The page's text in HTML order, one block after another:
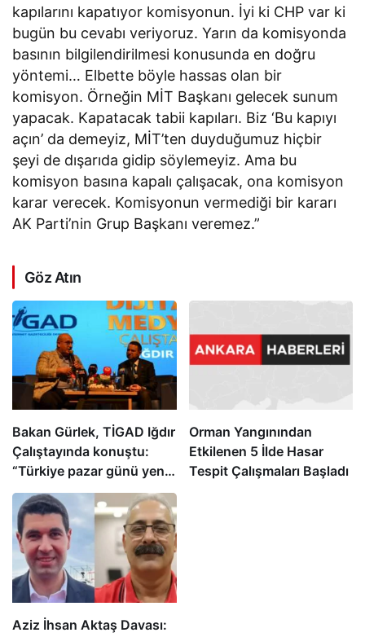
kapılarını kapatıyor komisyonun. İyi ki CHP var ki
bugün bu cevabı veriyoruz. Yarın da komisyonda
basının bilgilendirilmesi konusunda en doğru
yöntemi… Elbette böyle hassas olan bir
komisyon. Örneğin MİT Başkanı gelecek sunum
yapacak. Kapatacak tabii kapıları. Biz ‘Bu kapıyı
açın’ da demeyiz, MİT’ten duyduğumuz hiçbir
şeyi de dışarıda gidip söylemeyiz. Ama bu
komisyon basına kapalı çalışacak, ona komisyon
karar verecek. Komisyonun vermediği bir kararı
AK Parti’nin Grup Başkanı veremez.”
Göz Atın
Bakan Gürlek, TİGAD Iğdır
Çalıştayında konuştu:
“Türkiye pazar günü yeni
bir aydınlığa uyanacak”
Orman Yangınından
Etkilenen 5 İlde Hasar
Tespit Çalışmaları Başladı
Aziz İhsan Aktaş Davası: